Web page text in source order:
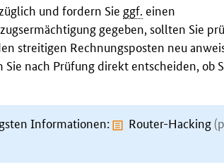
und fordern Sie ggf. einen
gegeben, sollten Sie
streitigen Rechnungsposten neu
nach Prüfung direkt entscheiden, ob
Informationen: Router-Hacking